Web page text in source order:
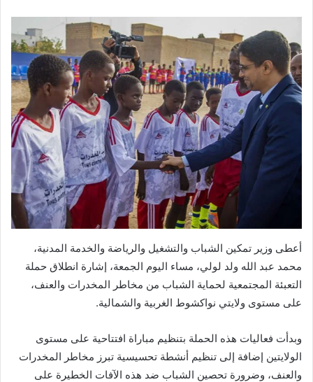
أعطى وزير تمكين الشباب والتشغيل والرياضة والخدمة المدنية،
محمد عبد الله ولد لولي، مساء اليوم الجمعة، إشارة انطلاق حملة
التعبئة المجتمعية لحماية الشباب من مخاطر المخدرات والعنف،
على مستوى ولايتي نواكشوط الغربية والشمالية.
وبدأت فعاليات هذه الحملة بتنظيم مباراة افتتاحية على مستوى
الولايتين إضافة إلى تنظيم أنشطة تحسيسية تبرز مخاطر المخدرات
والعنف، وضرورة تحصين الشباب ضد هذه الآفات الخطيرة على